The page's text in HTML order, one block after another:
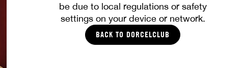
be due to local regulations or safety
settings on your device or network.
BACK TO DORCELCLUB